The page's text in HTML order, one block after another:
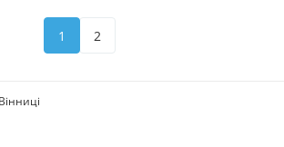
1 2